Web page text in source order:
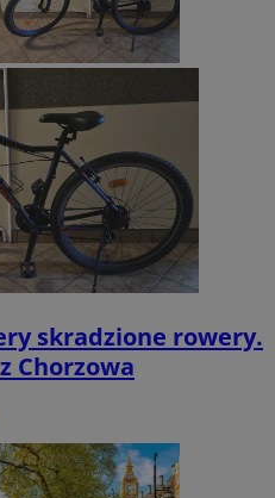
skradzione rowery.
Chorzowa